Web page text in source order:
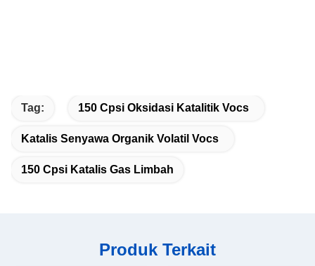
Tag: 150 Cpsi Oksidasi Katalitik Vocs
Katalis Senyawa Organik Volatil Vocs
150 Cpsi Katalis Gas Limbah
Produk Terkait